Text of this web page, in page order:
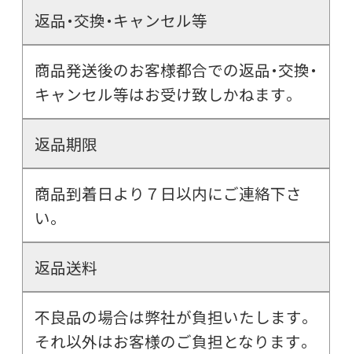
返品・交換・キャンセル等
商品発送後のお客様都合での返品・交換・
キャンセル等はお受け致しかねます。
返品期限
商品到着日より７日以内にご連絡下さ
い。
返品送料
不良品の場合は弊社が負担いたします。
それ以外はお客様のご負担となります。